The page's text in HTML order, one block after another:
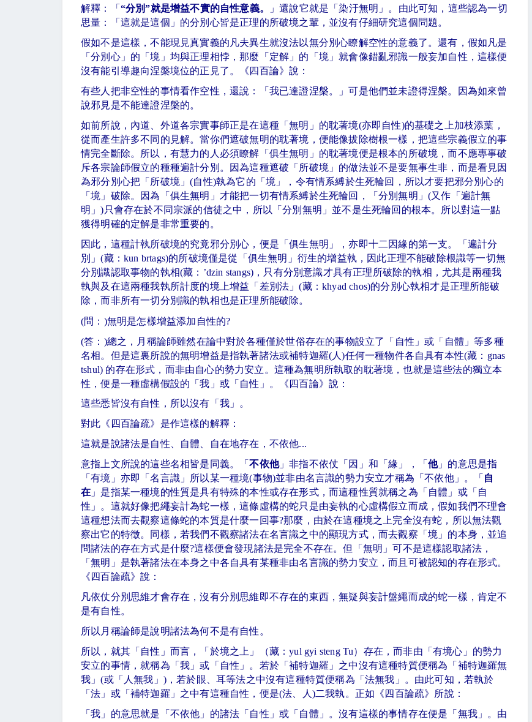
解釋：「 “分別”就是增益不實的自性意義。
」還說它就是「染汙無明」。由此可知，這些認為一切
思量：「這就是這個」的分別心皆是正理的所破境之輩，並沒有仔細研究這個問題。
假如不是這樣，不能現見真實義的凡夫異生就沒法以無分別心瞭解空性的意義了。還有，假如凡是
「分別心」的「境」均與正理相悖，那麼「定解」的「境」就會像錯亂邪識一般妄加自性，這樣便
沒有能引導趣向涅槃境位的正見了。《四百論》說：
有些人把非空性的事情看作空性，還說：「我已達證涅槃。」可是他們並未證得涅槃。因為如來曾
說邪見是不能達證涅槃的。
如前所說，內道、外道各宗實事師正是在這種「無明」的耽著境(亦即自性)的基礎之上加枝添葉，
從而產生許多不同的見解。當你們遮破無明的耽著境，便能像拔除樹根一樣，把這些宗義假立的事
情完全斷除。所以，有慧力的人必須瞭解「俱生無明」的耽著境便是根本的所破境，而不應專事破
斥各宗論師假立的種種遍計分別。因為這種遮破「所破境」的做法並不是要無事生非，而是看見因
為邪分別心把「所破境」(自性)執為它的「境」，令有情系縛於生死輪回，所以才要把邪分別心的
「境」破除。因為「俱生無明」才能把一切有情系縛於生死輪回，「分別無明」(又作「遍計無
明」)只會存在於不同宗派的信徒之中，所以「分別無明」並不是生死輪回的根本。所以對這一點
獲得明確的定解是非常重要的。
因此，這種計執所破境的究竟邪分別心，便是「俱生無明」，亦即十二因緣的第一支。「遍計分
別」(藏：kun brtags)的所破境僅是從「俱生無明」衍生的增益執，因此正理不能破除根識等一切無
分別識認取事物的執相(藏：’dzin stangs) ，只有分別意識才具有正理所破除的執相，尤其是兩種我
執與及在這兩種我執所計度的境上增益「差別法」(藏：khyad chos)的分別心執相才是正理所能破
除，而非所有一切分別識的執相也是正理所能破除。
(問： )無明是怎樣增益添加自性的?
(答： )總之，月稱論師雖然在論中對於各種僅於世俗存在的事物設立了「自性」或「自體」等多種
名相。但是這裏所說的無明增益是指執著諸法或補特迦羅(人)任何一種物件各自具有本性(藏： gnas
tshul) 的存在形式，而非由自心的勢力安立。這種為無明所執取的耽著境，也就是這些法的獨立本
性，便是一種虛構假設的「我」或「自性」。《四百論》說：
這些悉皆沒有自性，所以沒有「我」。
對此《四百論疏》是作這樣的解釋：
這就是說諸法是自性、自體、自在地存在，不依他...
意指上文所說的這些名相皆是同義。「不依他」非指不依仗「因」和「緣」，「他」的意思是指
「有境」亦即「名言識」所以某一種境(事物)並非由名言識的勢力安立才稱為「不依他」。「 自
在 」是指某一種境的性質是具有特殊的本性或存在形式，而這種性質就稱之為「自體」或「自
性」。這就好像把繩妄計為蛇一樣，這條虛構的蛇只是由妄執的心虛構假立而成，假如我們不理會
這種想法而去觀察這條蛇的本質是什麼一回事?那麼，由於在這種境之上完全沒有蛇，所以無法觀
察出它的特徵。同樣，若我們不觀察諸法在名言識之中的顯現方式，而去觀察「境」的本身，並追
問諸法的存在方式是什麼?這樣便會發現諸法是完全不存在。但「無明」可不是這樣認取諸法，
「無明」是執著諸法在本身之中各自具有某種非由名言識的勢力安立，而且可被認知的存在形式。
《四百論疏》說：
凡依仗分別思維才會存在，沒有分別思維即不存在的東西，無疑與妄計盤繩而成的蛇一樣，肯定不
是有自性。
所以月稱論師是說明諸法為何不是有自性。
所以，就其「自性」而言，「於境之上」（藏：yul gyi steng Tu）存在，而非由「有境心」的勢力
安立的事情，就稱為「我」或「自性」。若於「補特迦羅」之中沒有這種特質便稱為「補特迦羅無
我」(或「人無我」 ) ，若於眼、耳等法之中沒有這種特質便稱為「法無我」。由此可知，若執於
「法」或「補特迦羅」之中有這種自性，便是(法、人 )二我執。正如《四百論疏》所說：
「我」的意思就是「不依他」的諸法「自性」或「自體」。沒有這樣的事情存在便是「無我」。由